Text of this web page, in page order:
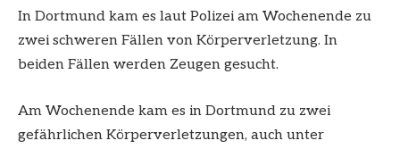
In Dortmund kam es laut Polizei am Wochenende zu
zwei schweren Fällen von Körperverletzung. In
beiden Fällen werden Zeugen gesucht.
Am Wochenende kam es in Dortmund zu zwei
gefährlichen Körperverletzungen, auch unter